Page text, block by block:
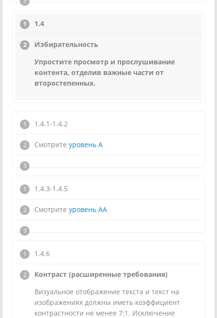
1.4
Избирательность
Упростите просмотр и прослушивание
контента, отделив важные части от
второстепенных.
1.4.1-1.4.2
Смотрите уровень А
1.4.3-1.4.5
Смотрите уровень АА
1.4.6
Контраст (расширенные требования)
Визуальное отображение текста и текст на
изображениях должны иметь коэффициент
контрастности не менее 7:1. Исключение